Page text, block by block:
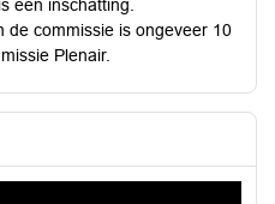
een inschatting.
de commissie is ongeveer 10
Plenair.